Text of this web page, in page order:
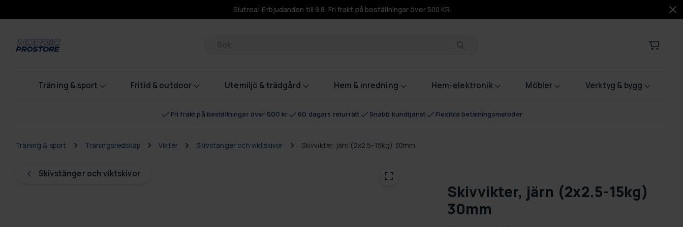
Slutrea! Erbjudanden till 9.8. Fri frakt på beställningar över 500 KR
Produkter
Träning & sport Fritid & outdoor Utemiljö & trädgård Hem & inredning Hem-elektronik Möbler Verktyg & bygg
Fri frakt på beställningar över 500 kr 60 dagars returrätt Snabb kundtjänst Flexibla betalningsmetoder
Skivstänger och viktskivor
Träning & sport Träningsredskap Vikter Skivstänger och viktskivor Skivvikter, järn (2x2.5-15kg) 30mm
Skivvikter, järn (2x2.5-15kg)
30mm